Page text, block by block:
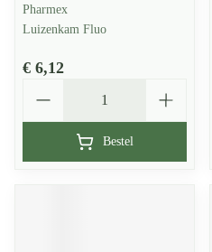
Pharmex
Luizenkam Fluo
€ 6,12
Bestel